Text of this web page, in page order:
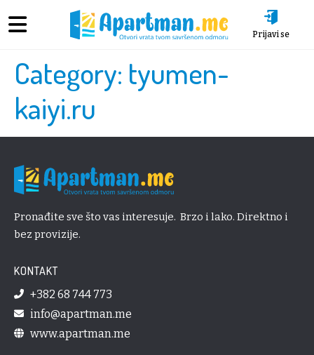
Prijavi se
Category: tyumen-
kaiyi.ru
Pronađite sve što vas interesuje. Brzo i lako. Direktno i
bez provizije.
KONTAKT
+382 68 744 773
info@apartman.me
www.apartman.me